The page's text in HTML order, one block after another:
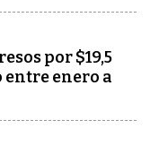
por $19,5
enero a